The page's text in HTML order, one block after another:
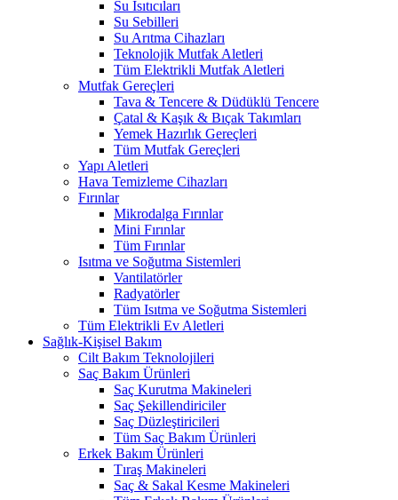
Su Isıtıcıları
Su Sebilleri
Su Arıtma Cihazları
Teknolojik Mutfak Aletleri
Tüm Elektrikli Mutfak Aletleri
Mutfak Gereçleri
Tava & Tencere & Düdüklü Tencere
Çatal & Kaşık & Bıçak Takımları
Yemek Hazırlık Gereçleri
Tüm Mutfak Gereçleri
Yapı Aletleri
Hava Temizleme Cihazları
Fırınlar
Mikrodalga Fırınlar
Mini Fırınlar
Tüm Fırınlar
Isıtma ve Soğutma Sistemleri
Vantilatörler
Radyatörler
Tüm Isıtma ve Soğutma Sistemleri
Tüm Elektrikli Ev Aletleri
Sağlık-Kişisel Bakım
Cilt Bakım Teknolojileri
Saç Bakım Ürünleri
Saç Kurutma Makineleri
Saç Şekillendiriciler
Saç Düzleştiricileri
Tüm Saç Bakım Ürünleri
Erkek Bakım Ürünleri
Tıraş Makineleri
Saç & Sakal Kesme Makineleri